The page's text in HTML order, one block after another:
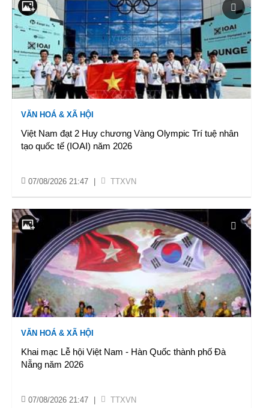
VĂN HOÁ & XÃ HỘI
Việt Nam đạt 2 Huy chương Vàng Olympic Trí tuệ nhân
tạo quốc tế (IOAI) năm 2026
07/08/2026 21:47 TTXVN
VĂN HOÁ & XÃ HỘI
Khai mạc Lễ hội Việt Nam - Hàn Quốc thành phố Đà
Nẵng năm 2026
07/08/2026 21:47 TTXVN